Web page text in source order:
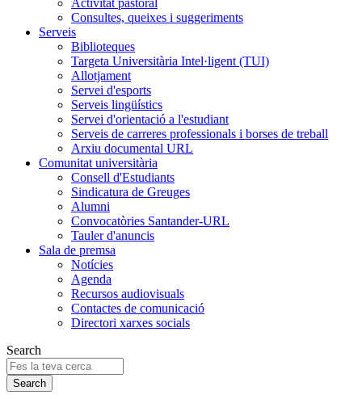
Consultes, queixes i suggeriments
Serveis
Biblioteques
Targeta Universitària Intel·ligent (TUI)
Allotjament
Servei d'esports
Serveis lingüístics
Servei d'orientació a l'estudiant
Serveis de carreres professionals i borses de treball
Arxiu documental URL
Comunitat universitària
Consell d'Estudiants
Sindicatura de Greuges
Alumni
Convocatòries Santander-URL
Tauler d'anuncis
Sala de premsa
Notícies
Agenda
Recursos audiovisuals
Contactes de comunicació
Directori xarxes socials
Search